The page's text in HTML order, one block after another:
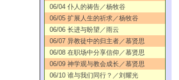
06/04 仆人的祷告／杨牧谷
06/05 扩展人生的祈求／杨牧谷
06/06 长进与盼望／雨云
06/07 异教徒中的归主者／慕贤思
06/08 在职场中分享信仰／慕贤思
06/09 神学观与教会成长／慕贤思
06/10 谁与我们同行？／刘耀光